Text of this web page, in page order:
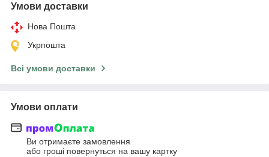
Умови доставки
Нова Пошта
Укрпошта
Всі умови доставки
Умови оплати
Ви отримаєте замовлення
або гроші повернуться на вашу картку